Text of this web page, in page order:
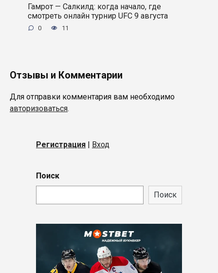
Гамрот — Салкилд: когда начало, где
смотреть онлайн турнир UFC 9 августа
0 11
Отзывы и Комментарии
Для отправки комментария вам необходимо
авторизоваться.
Регистрация | Вход
Поиск
Поиск